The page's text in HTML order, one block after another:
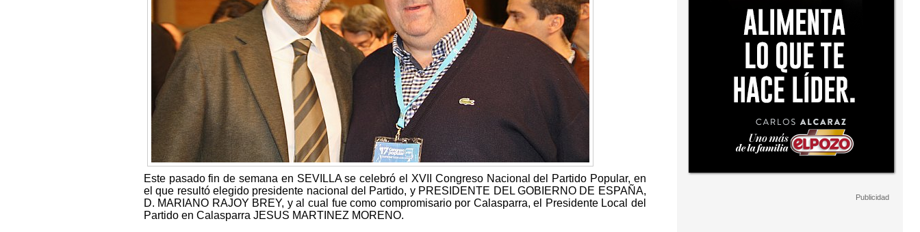
Este pasado fin de semana en SEVILLA se celebró el XVII Congreso Nacional del Partido Popular, en
el que resultó elegido presidente nacional del Partido, y PRESIDENTE DEL GOBIERNO DE ESPAÑA,
D. MARIANO RAJOY BREY, y al cual fue como compromisario por Calasparra, el Presidente Local del
Partido en Calasparra JESUS MARTINEZ MORENO.